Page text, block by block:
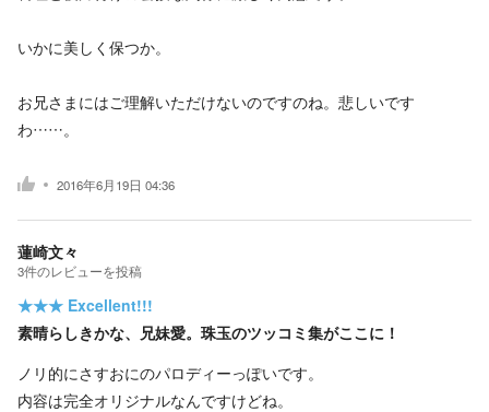
いかに美しく保つか。
お兄さまにはご理解いただけないのですのね。悲しいです
わ……。
2016年6月19日 04:36
蓮崎文々
3件のレビューを投稿
★★★ Excellent!!!
素晴らしきかな、兄妹愛。珠玉のツッコミ集がここに！
ノリ的にさすおにのパロディーっぽいです。
内容は完全オリジナルなんですけどね。